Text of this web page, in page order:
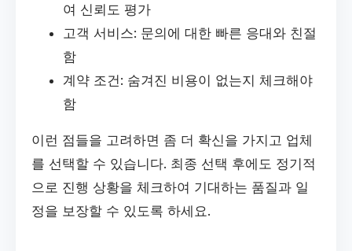
여 신뢰도 평가
고객 서비스: 문의에 대한 빠른 응대와 친절
함
계약 조건: 숨겨진 비용이 없는지 체크해야
함
이런 점들을 고려하면 좀 더 확신을 가지고 업체
를 선택할 수 있습니다. 최종 선택 후에도 정기적
으로 진행 상황을 체크하여 기대하는 품질과 일
정을 보장할 수 있도록 하세요.